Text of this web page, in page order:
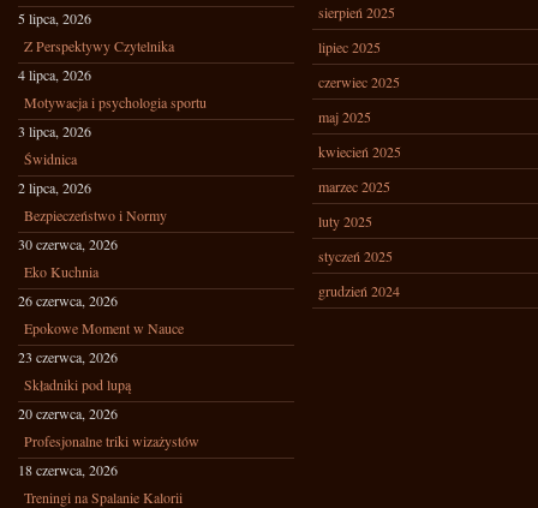
5 lipca, 2026
Z Perspektywy Czytelnika
4 lipca, 2026
Motywacja i psychologia sportu
3 lipca, 2026
Świdnica
2 lipca, 2026
Bezpieczeństwo i Normy
30 czerwca, 2026
Eko Kuchnia
26 czerwca, 2026
Epokowe Moment w Nauce
23 czerwca, 2026
Składniki pod lupą
20 czerwca, 2026
Profesjonalne triki wizażystów
18 czerwca, 2026
Treningi na Spalanie Kalorii
sierpień 2025
lipiec 2025
czerwiec 2025
maj 2025
kwiecień 2025
marzec 2025
luty 2025
styczeń 2025
grudzień 2024